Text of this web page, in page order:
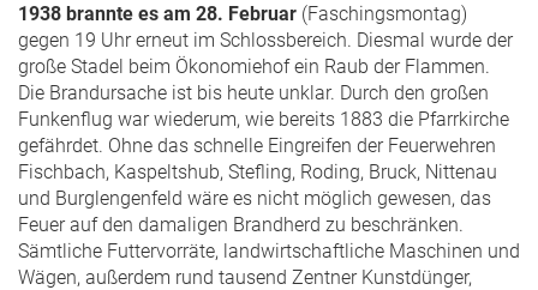
1938 brannte es am 28. Februar (Faschingsmontag)
gegen 19 Uhr erneut im Schlossbereich. Diesmal wurde der
große Stadel beim Ökonomiehof ein Raub der Flammen.
Die Brandursache ist bis heute unklar. Durch den großen
Funkenflug war wiederum, wie bereits 1883 die Pfarrkirche
gefährdet. Ohne das schnelle Eingreifen der Feuerwehren
Fischbach, Kaspeltshub, Stefling, Roding, Bruck, Nittenau
und Burglengenfeld wäre es nicht möglich gewesen, das
Feuer auf den damaligen Brandherd zu beschränken.
Sämtliche Futtervorräte, landwirtschaftliche Maschinen und
Wägen, außerdem rund tausend Zentner Kunstdünger,